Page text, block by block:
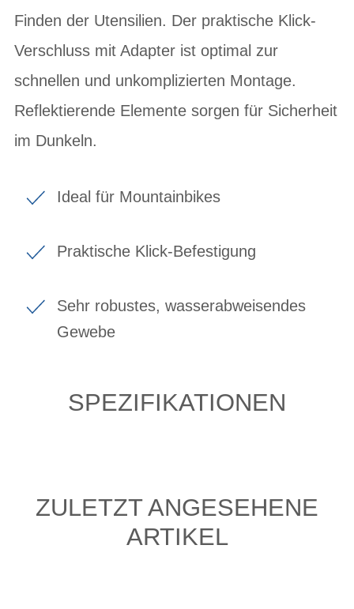
Finden der Utensilien. Der praktische Klick-
Verschluss mit Adapter ist optimal zur
schnellen und unkomplizierten Montage.
Reflektierende Elemente sorgen für Sicherheit
im Dunkeln.
Ideal für Mountainbikes
Praktische Klick-Befestigung
Sehr robustes, wasserabweisendes
Gewebe
SPEZIFIKATIONEN
ZULETZT ANGESEHENE
ARTIKEL